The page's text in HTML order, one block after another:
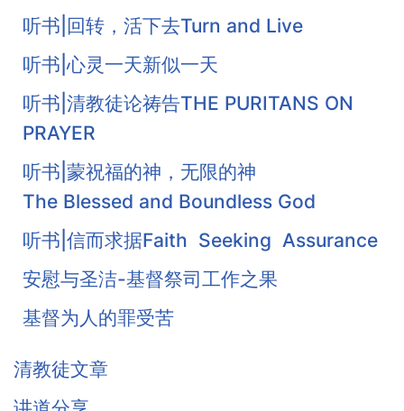
听书|回转，活下去Turn and Live
听书|心灵一天新似一天
听书|清教徒论祷告THE PURITANS ON
PRAYER
听书|蒙祝福的神，无限的神
The Blessed and Boundless God
听书|信而求据Faith Seeking Assurance
安慰与圣洁-基督祭司工作之果
基督为人的罪受苦
基督徒的珍宝-知足
《柔和谦卑》合集
清教徒文章